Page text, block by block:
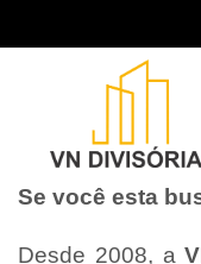
Se você esta
Desde 2008, a